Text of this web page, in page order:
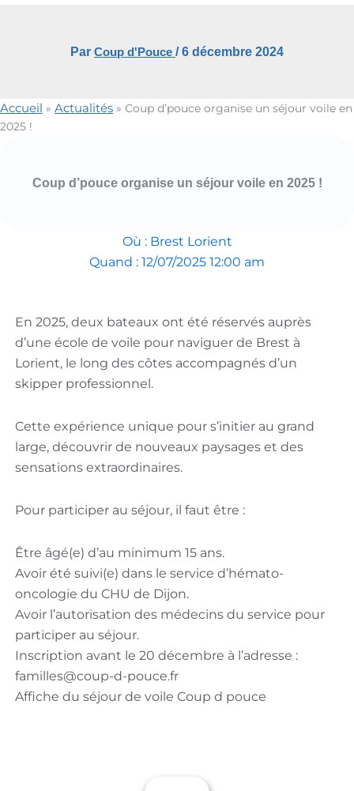
Par Coup d'Pouce /6 décembre 2024
Accueil » Actualités » Coup d’pouce organise un séjour voile en
2025 !
Coup d’pouce organise un séjour voile en 2025 !
Où : Brest Lorient
Quand : 12/07/2025 12:00 am
En 2025, deux bateaux ont été réservés auprès
d’une école de voile pour naviguer de Brest à
Lorient, le long des côtes accompagnés d’un
skipper professionnel.
Cette expérience unique pour s’initier au grand
large, découvrir de nouveaux paysages et des
sensations extraordinaires.
Pour participer au séjour, il faut être :
Être âgé(e) d’au minimum 15 ans.
Avoir été suivi(e) dans le service d’hémato-
oncologie du CHU de Dijon.
Avoir l’autorisation des médecins du service pour
participer au séjour.
Inscription avant le 20 décembre à l’adresse :
familles@coup-d-pouce.fr
Affiche du séjour de voile Coup d pouce